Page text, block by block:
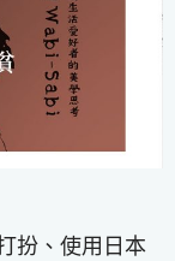
扮、使用日本